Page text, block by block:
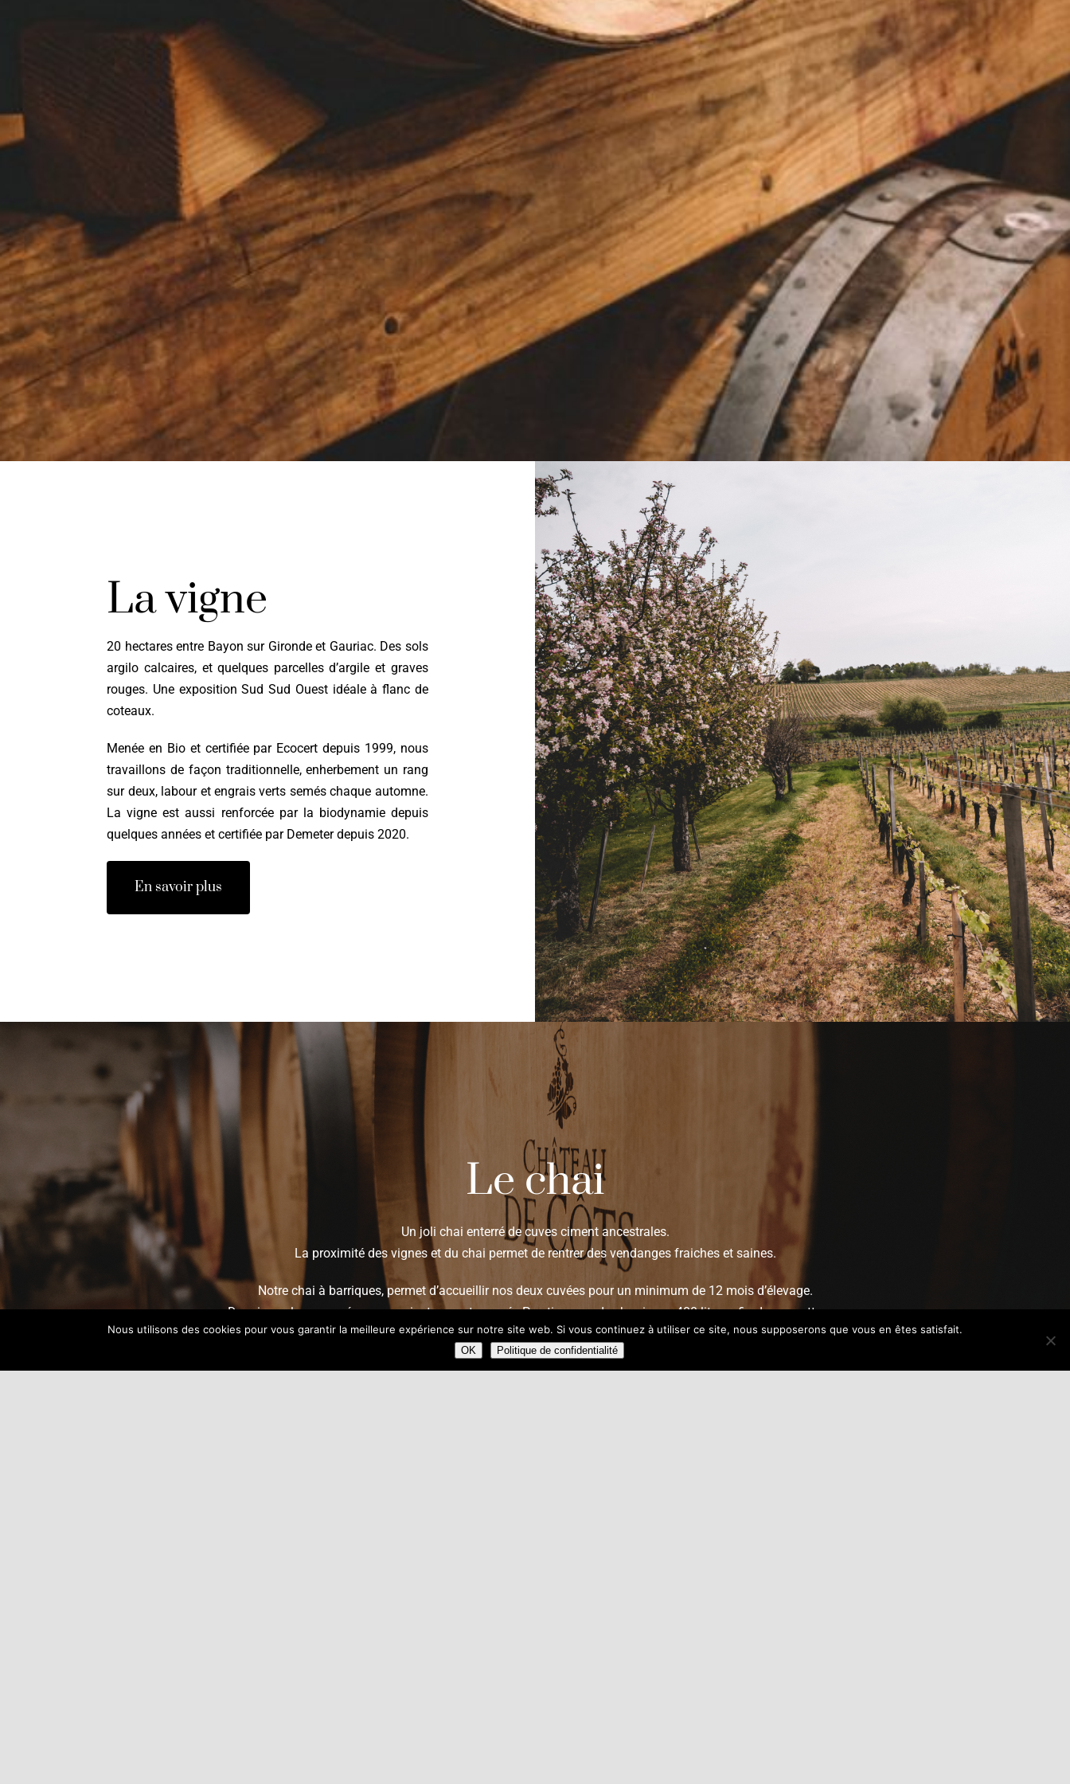
La vigne
20 hectares entre Bayon sur Gironde et Gauriac. Des sols
argilo calcaires, et quelques parcelles d’argile et graves
rouges. Une exposition Sud Sud Ouest idéale à flanc de
coteaux.
Menée en Bio et certifiée par Ecocert depuis 1999, nous
travaillons de façon traditionnelle, enherbement un rang
sur deux, labour et engrais verts semés chaque automne.
La vigne est aussi renforcée par la biodynamie depuis
quelques années et certifiée par Demeter depuis 2020.
En savoir plus
Le chai
Un joli chai enterré de cuves ciment ancestrales.
La proximité des vignes et du chai permet de rentrer des vendanges fraiches et saines.
Notre chai à barriques, permet d’accueillir nos deux cuvées pour un minimum de 12 mois d’élevage.
Depuis quelques années nous orientons notre cuvée Prestige vers des barriques 400 litres afin de permettre un
boisé discret et fondu, qui donne un bel épanouissement au vin.
Nous utilisons des cookies pour vous garantir la meilleure expérience sur notre site web. Si vous continuez à utiliser ce site, nous supposerons que vous en êtes satisfait.
OK Politique de confidentialité